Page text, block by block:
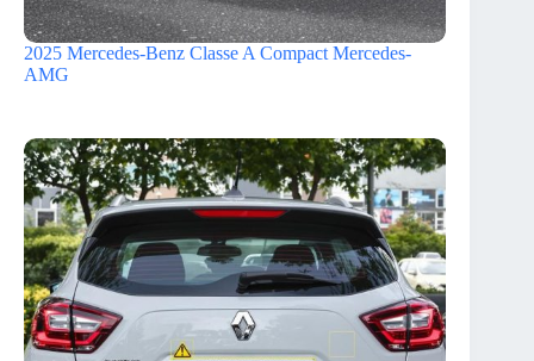
2025 Mercedes-Benz Classe A Compact Mercedes-
AMG